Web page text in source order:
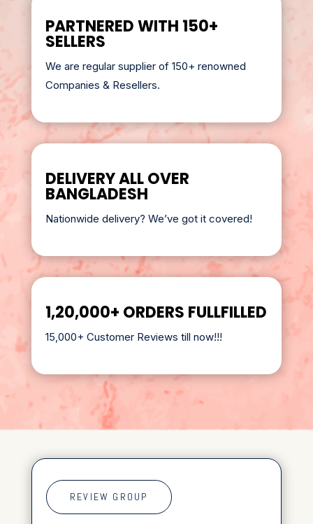
PARTNERED WITH 150+
SELLERS
We are regular supplier of 150+ renowned
Companies & Resellers.
DELIVERY ALL OVER
BANGLADESH
Nationwide delivery? We’ve got it covered!
1,20,000+ ORDERS FULLFILLED
15,000+ Customer Reviews till now!!!
REVIEW GROUP